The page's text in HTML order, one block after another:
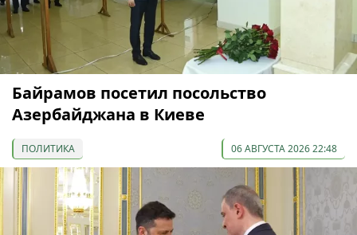
Байрамов посетил посольство
Азербайджана в Киеве
ПОЛИТИКА 06 АВГУСТА 2026 22:48